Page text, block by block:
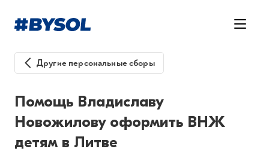
Другие персональные сборы
Помощь Владиславу
Новожилову оформить ВНЖ
детям в Литве